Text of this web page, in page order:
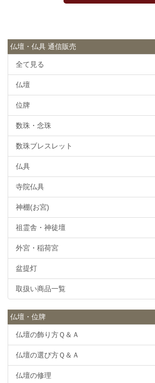
仏壇・仏具 通信販売
全て見る
仏壇
位牌
数珠・念珠
数珠ブレスレット
仏具
寺院仏具
神棚(お宮)
祖霊舎・神徒壇
外宮・稲荷宮
盆提灯
取扱い商品一覧
仏壇・位牌
仏壇の飾り方Ｑ＆Ａ
仏壇の選び方Ｑ＆Ａ
仏壇の修理